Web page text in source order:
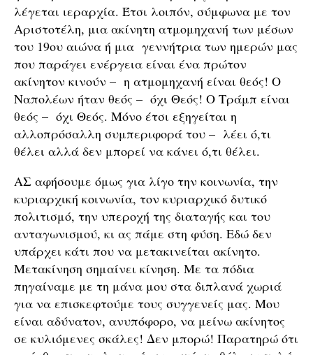
λέγεται ιεραρχία. Έτσι λοιπόν, σύμφωνα με τον
Αριστοτέλη, μια ακίνητη ατμομηχανή των μέσων
του 19ου αιώνα ή μια γεννήτρια των ημερών μας
που παράγει ενέργεια είναι ένα πρώτον
ακίνητον κινούν – η ατμομηχανή είναι θεός! Ο
Ναπολέων ήταν θεός – όχι Θεός! Ο Τράμπ είναι
θεός – όχι Θεός. Μόνο έτσι εξηγείται η
αλλοπρόσαλλη συμπεριφορά του – λέει ό,τι
θέλει αλλά δεν μπορεί να κάνει ό,τι θέλει.
ΑΣ αφήσουμε όμως για λίγο την κοινωνία, την
κυριαρχική κοινωνία, τον κυριαρχικό δυτικό
πολιτισμό, την υπεροχή της διαταγής και του
ανταγωνισμού, κι ας πάμε στη φύση. Εδώ δεν
υπάρχει κάτι που να μετακινείται ακίνητο.
Μετακίνηση σημαίνει κίνηση. Με τα πόδια
πηγαίναμε με τη μάνα μου στα διπλανά χωριά
για να επισκεφτούμε τους συγγενείς μας. Μου
είναι αδύνατον, ανυπόφορο, να μείνω ακίνητος
σε κυλιόμενες σκάλες! Δεν μπορώ! Παρατηρώ ότι